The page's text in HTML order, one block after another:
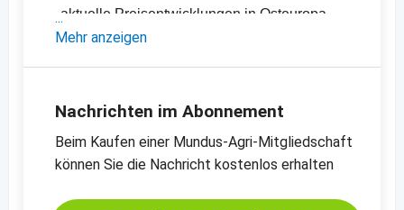
- aktuelle Preisentwicklungen in Osteuropa
-Preischart für Sonnenblumenkerne,
ungeschält, schwarz, Bulgarien
Mehr anzeigen
Nachrichten im Abonnement
Beim Kaufen einer Mundus-Agri-Mitgliedschaft
können Sie die Nachricht kostenlos erhalten